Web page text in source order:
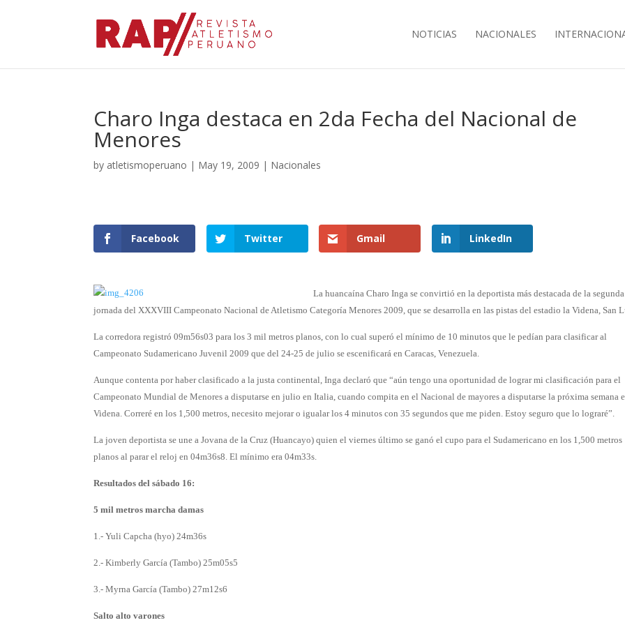
NOTICIAS NACIONALES
Charo Inga destaca en 2da Fecha del Nacional de
Menores
by atletismoperuano | May 19, 2009 | Nacionales
Facebook Twitter Gmail LinkedIn
La huancaína Charo Inga se convirtió en la deportista más destacada de la segunda
jornada del XXXVIII Campeonato Nacional de Atletismo Categoría Menores 2009, que se desarrolla en las pistas del estadio la Videna, San
La corredora registró 09m56s03 para los 3 mil metros planos, con lo cual superó el mínimo de 10 minutos que le pedían para clasificar al
Campeonato Sudamericano Juvenil 2009 que del 24-25 de julio se escenificará en Caracas, Venezuela.
Aunque contenta por haber clasificado a la justa continental, Inga declaró que “aún tengo una oportunidad de lograr mi clasificación para el
Campeonato Mundial de Menores a disputarse en julio en Italia, cuando compita en el Nacional de mayores a disputarse la próxima semana
Videna. Correré en los 1,500 metros, necesito mejorar o igualar los 4 minutos con 35 segundos que me piden. Estoy seguro que lo lograré”.
La joven deportista se une a Jovana de la Cruz (Huancayo) quien el viernes último se ganó el cupo para el Sudamericano en los 1,500 metros
planos al parar el reloj en 04m36s8. El mínimo era 04m33s.
Resultados del sábado 16:
5 mil metros marcha damas
1.- Yuli Capcha (hyo) 24m36s
2.- Kimberly García (Tambo) 25m05s5
3.- Myrna García (Tambo) 27m12s6
Salto alto varones